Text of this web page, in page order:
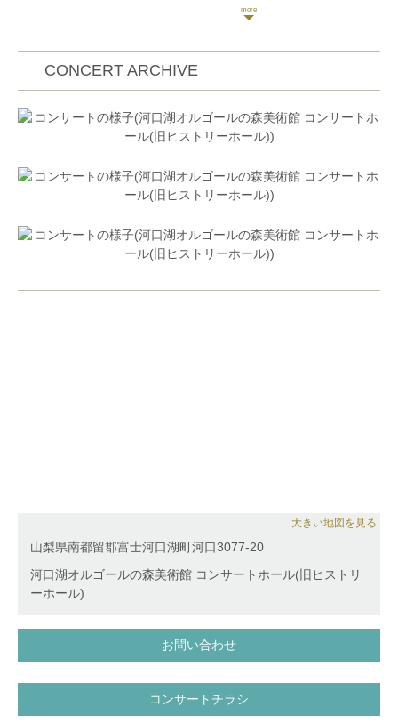
これまでにヴァイオリンを小田幸子、石井志都子、小
各師に師事。
チ、ミュージックステーション等のTV出演、アーテ
ィストサポートやレコーディング、ホテルでのディナ
ョン奨励賞。
社団法人日本ピアノ調律師協会第11回新人演奏会にて
専門学校非常勤講師。
ブログコンサート予定
クラシックyoutubeチャンネル「さんチャンネル」
2020年開設。
CONCERT ARCHIVE
大きい地図を見る
山梨県南都留郡富士河口湖町河口3077-20
河口湖オルゴールの森美術館 コンサートホール(旧ヒストリ
ーホール)
お問い合わせ
コンサートチラシ